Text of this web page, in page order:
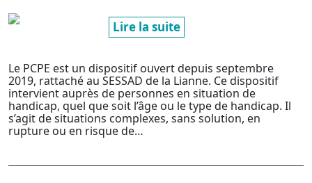
Lire la suite
Le PCPE est un dispositif ouvert depuis septembre
2019, rattaché au SESSAD de la Lianne. Ce dispositif
intervient auprès de personnes en situation de
handicap, quel que soit l’âge ou le type de handicap. Il
s’agit de situations complexes, sans solution, en
rupture ou en risque de…